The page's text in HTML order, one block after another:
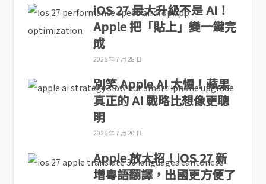
iOS 27 最大升級不是 AI！
Apple 把「貼上」變一鍵完
成
2026 年 7 月 28 日
別笑 Apple AI 太慢！蘋果
真正的 AI 戰略比想像更聰
明
2026 年 7 月 20 日
Apple 放大招！iOS 27 新
增粵語翻譯，出國更方便了